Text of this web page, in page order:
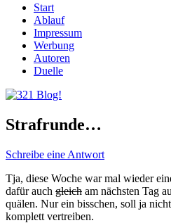
Start
Ablauf
Impressum
Werbung
Autoren
Duelle
Strafrunde…
Schreibe eine Antwort
Tja, diese Woche war mal wieder
dafür auch gleich am nächsten Tag
quälen. Nur ein bisschen, soll ja
komplett vertreiben.